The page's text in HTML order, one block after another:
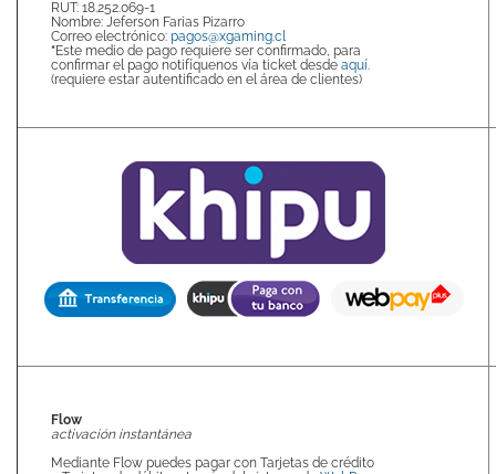
RUT: 18.252.069-1
Nombre: Jeferson Farias Pizarro
Correo electrónico: pagos@xgaming.cl
*Este medio de pago requiere ser confirmado, para
confirmar el pago notifíquenos vía ticket desde aquí.
(requiere estar autentificado en el área de clientes)
Flow
activación instantánea
Mediante Flow puedes pagar con Tarjetas de crédito